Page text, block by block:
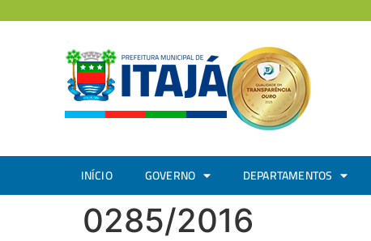
INÍCIO GOVERNO DEPARTAMENTOS
0285/2016